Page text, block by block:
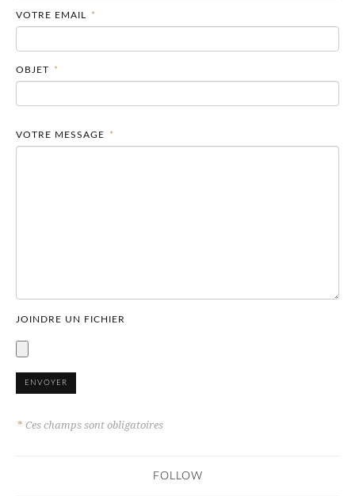
VOTRE EMAIL *
OBJET *
VOTRE MESSAGE *
JOINDRE UN FICHIER
* Ces champs sont obligatoires
FOLLOW